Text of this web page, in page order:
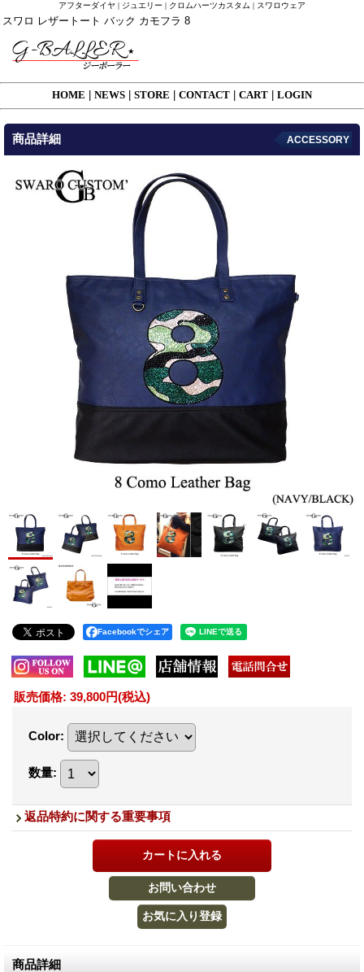
アフターダイヤ | ジュエリー | クロムハーツカスタム | スワロウェア
スワロ レザートート バック カモフラ 8
HOME NEWS STORE CONTACT CART LOGIN
商品詳細 ACCESSORY
Facebookでシェア
販売価格: 39,800円(税込)
Color:
数量:
返品特約に関する重要事項
商品詳細